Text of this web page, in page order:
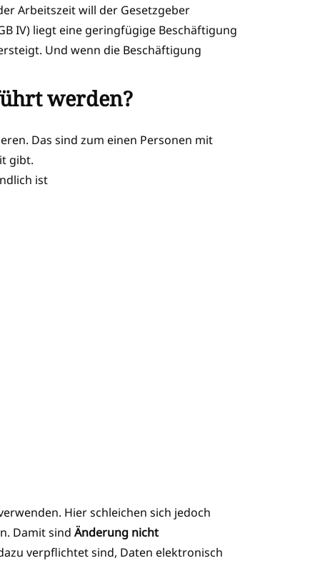
Arbeitszeit will der Gesetzgeber
IV) liegt eine geringfügige Beschäftigung
Und wenn die Beschäftigung
werden?
Das sind zum einen Personen mit
gibt.
ist
Hier schleichen sich jedoch
Damit sind Änderung nicht
verpflichtet sind, Daten elektronisch